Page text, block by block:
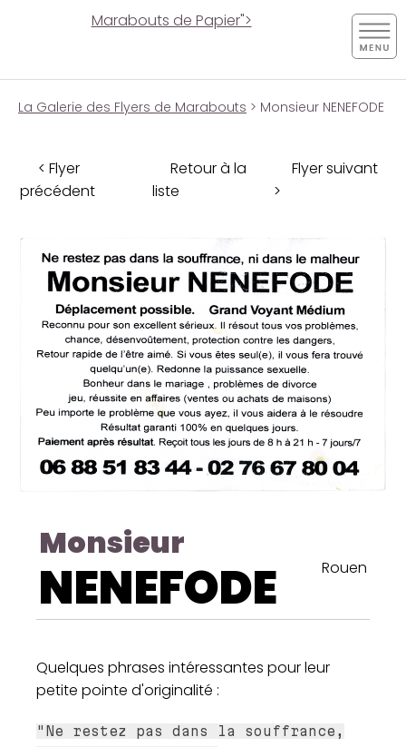
Marabouts de Papier">
La Galerie des Flyers de Marabouts > Monsieur NENEFODE
< Flyer
précédent
Retour à la
liste
Flyer suivant
>
Monsieur
NENEFODE Rouen
Quelques phrases intéressantes pour leur
petite pointe d'originalité :
"Ne restez pas dans la souffrance,